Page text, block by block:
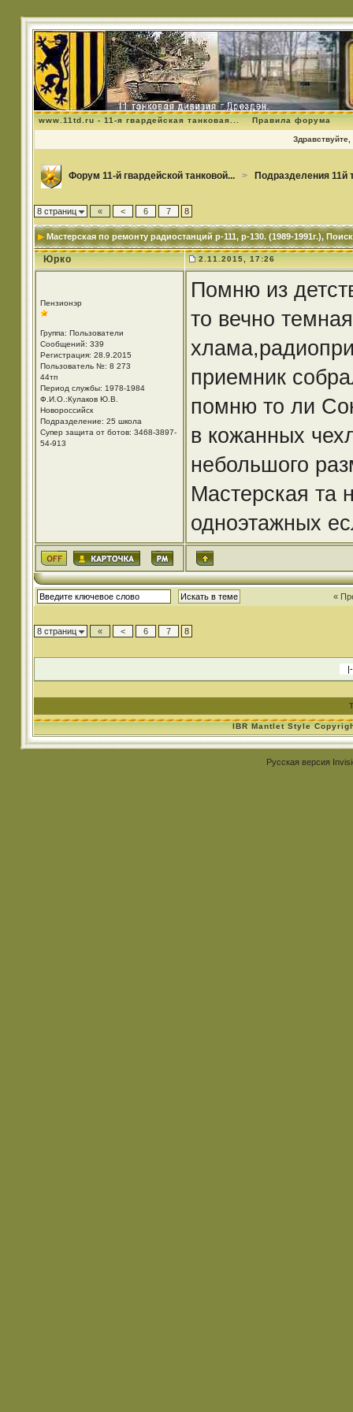
www.11td.ru - 11-я гвардейская танковая... Правила форума
Здравствуйте,
Форум 11-й гвардейской танковой... > Подразделения 11й
8 страниц « < 6 7 8
Мастерская по ремонту радиостанций р-111, р-130. (1989-1991г.),
Юрко 2.11.2015, 17:26
Пензионэр
Группа: Пользователи
Сообщений: 339
Регистрация: 28.9.2015
Пользователь №: 8 273
44тп
Период службы: 1978-1984
Ф.И.О.:Кулаков Ю.В.
Новороссийск
Подразделение: 25 школа
Супер защита от ботов: 3468-3897-
54-913
Помню из
то вечно
приемник
помню то ли
в кожанных
небольшого
Мастерская та
одноэтажных
«
8 страниц « < 6 7 8
IBR Mantlet Style
Русская версия